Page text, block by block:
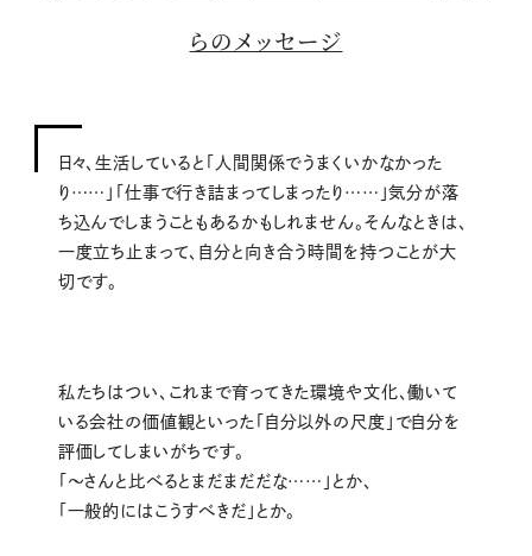
らのメッセージ
日々、生活していると「人間関係でうまくいかなかった
り……」「仕事で行き詰まってしまったり……」気分が落
ち込んでしまうこともあるかもしれません。そんなときは、
一度立ち止まって、自分と向き合う時間を持つことが大
切です。
私たちはつい、これまで育ってきた環境や文化、働いて
いる会社の価値観といった「自分以外の尺度」で自分を
評価してしまいがちです。
「〜さんと比べるとまだまだだな……」とか、
「一般的にはこうすべきだ」とか。